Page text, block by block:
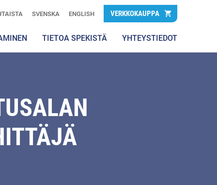
SVENSKA ENGLISH VERKKOKAUPPA
TIETOA SPEKISTÄ YHTEYSTIEDOT